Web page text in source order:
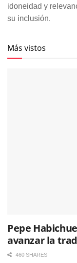
idoneidad y
su inclusión.
Más vistos
Pepe
avanzar la
460 SHARES